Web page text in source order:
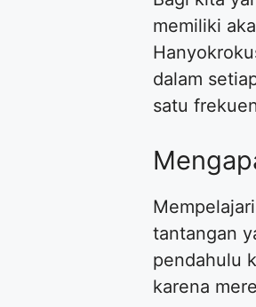
memiliki
dalam
satu
tantangan
pendahulu
karena